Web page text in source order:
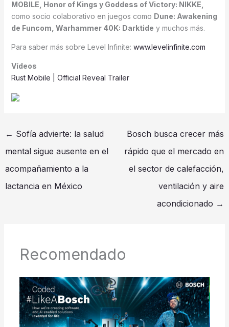
MOBILE, Honor of Kings y Goddess of Victory: NIKKE,
como socio colaborativo en juegos como Dune: Awakening
de Funcom, Warhammer 40K: Darktide y muchos más.
Para saber más sobre Level Infinite: www.levelinfinite.com
Vídeos
Rust Mobile | Official Reveal Trailer
← Sofía advierte: la salud
mental sigue ausente en el
acompañamiento a la
lactancia en México
Bosch busca crecer más
rápido que el mercado en
el sector de calefacción,
ventilación y aire
acondicionado →
Recomendado